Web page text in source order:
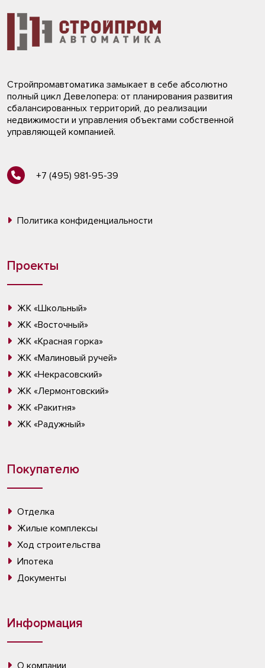
Стройпромавтоматика замыкает в себе абсолютно
полный цикл Девелопера: от планирования развития
сбалансированных территорий, до реализации
недвижимости и управления объектами собственной
управляющей компанией.
+7 (495) 981-95-39
Политика конфиденциальности
Проекты
ЖК «Школьный»
ЖК «Восточный»
ЖК «Красная горка»
ЖК «Малиновый ручей»
ЖК «Некрасовский»
ЖК «Лермонтовский»
ЖК «Ракитня»
ЖК «Радужный»
Покупателю
Отделка
Жилые комплексы
Ход строительства
Ипотека
Документы
Информация
О компании